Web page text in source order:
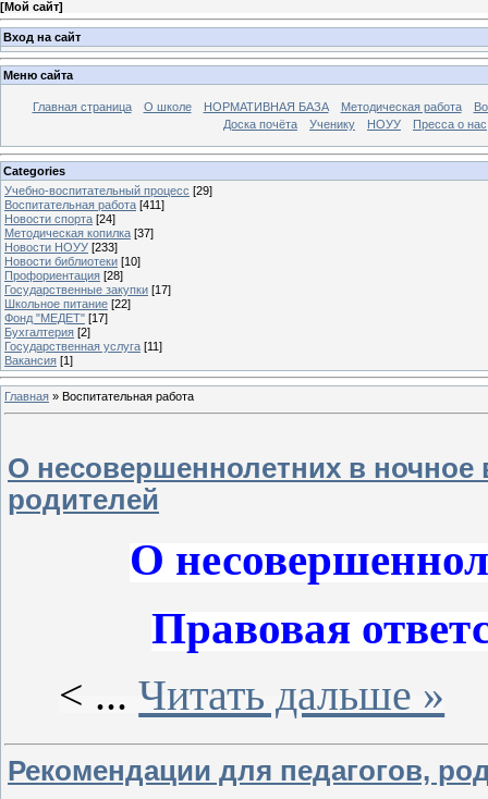
[Мой сайт]
Вход на сайт
Меню сайта
Главная страница О школе НОРМАТИВНАЯ БАЗА Методическая работа
Доска почёта
Ученику НОУУ Пресса о нас
Categories
Учебно-воспитательный процесс [29]
Воспитательная работа [411]
Новости спорта [24]
Методическая копилка [37]
Новости НОУУ [233]
Новости библиотеки [10]
Профориентация [28]
Государственные закупки [17]
Школьное питание [22]
Фонд "МЕДЕТ" [17]
Бухгалтерия [2]
Государственная услуга [11]
Вакансия [1]
Главная » Воспитательная работа
О несовершеннолетних в ночное
родителей
О
Правовая
< ...Читать дальше »
Рекомендации для педагогов,